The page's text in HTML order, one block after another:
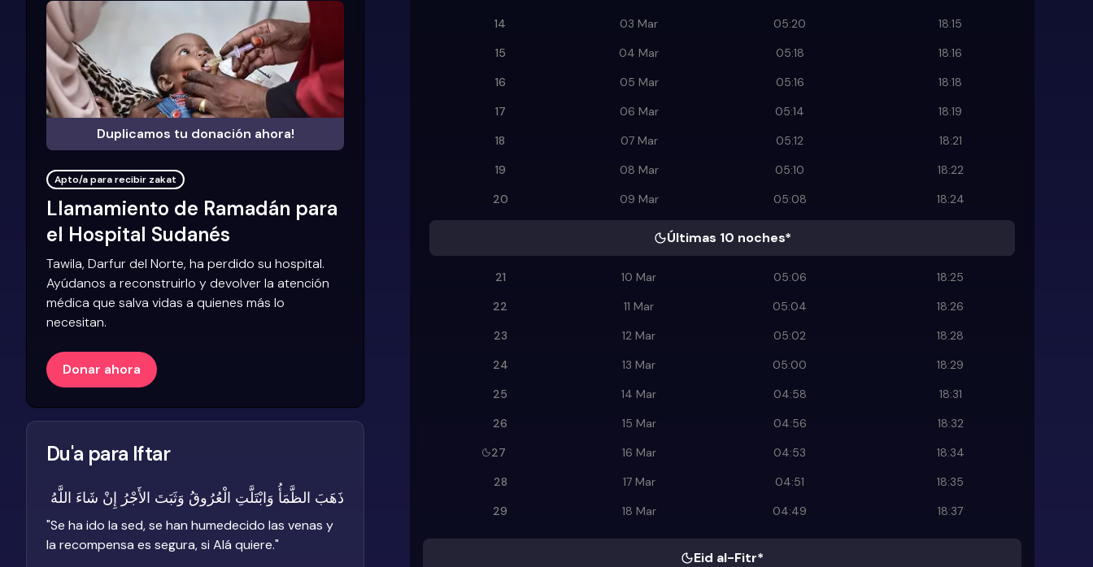
14
03 Mar 05:20
18:15
15
04 Mar 05:18
18:16
16
05 Mar 05:16
18:18
17
06 Mar 05:14
18:19
18
07 Mar 05:12
18:21
19
08 Mar 05:10
18:22
20
09 Mar 05:08 18:24
Últimas 10 noches*
21 10 Mar 05:06
18:25
22
11 Mar 05:04
18:26
23
12 Mar 05:02
18:28
24
13 Mar 05:00
18:29
25
14 Mar 04:58
18:31
26
15 Mar 04:56
18:32
27
16 Mar 04:53
18:34
28
17 Mar 04:51
18:35
29
18 Mar 04:49 18:37
Eid al-Fitr*
Duplicamos tu donación ahora!
Apto/a para recibir zakat
Llamamiento de Ramadán para
el Hospital Sudanés
Tawila, Darfur del Norte, ha perdido su hospital.
Ayúdanos a reconstruirlo y devolver la atención
médica que salva vidas a quienes más lo
necesitan.
Donar ahora
Du'a para Iftar
ذَهَبَ الظَّمَأُ وَابْتَلَّتِ الْعُرُوقُ وَثَبَتَ الأَجْرُ إِنْ شَاءَ اللَّهُ
"Se ha ido la sed, se han humedecido las venas y
la recompensa es segura, si Alá quiere."